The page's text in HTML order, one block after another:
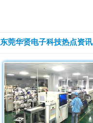
东莞华贤电子科技热点资讯